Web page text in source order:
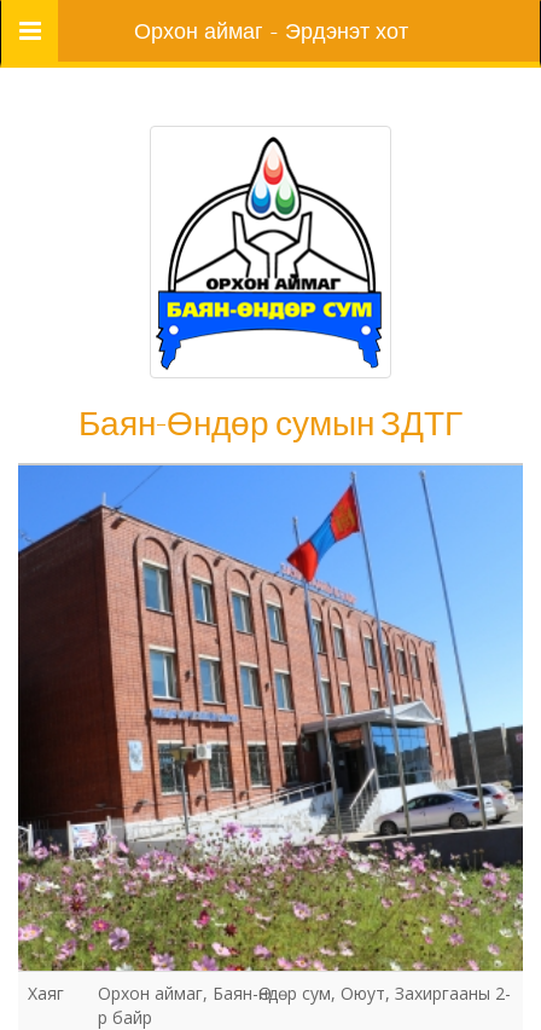
Цэс Орхон аймаг - Эрдэнэт хот
Баян-Өндөр сумын ЗДТГ
Хаяг
Орхон аймаг, Баян-Өндөр сум, Оюут, Захиргааны 2-
р байр